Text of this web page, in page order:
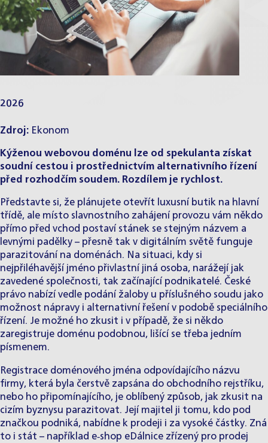
2026
Zdroj: Ekonom
Kýženou webovou doménu lze od spekulanta získat
soudní cestou i prostřednictvím alternativního řízení
před rozhodčím soudem. Rozdílem je rychlost.
Představte si, že plánujete otevřít luxusní butik na hlavní
třídě, ale místo slavnostního zahájení provozu vám někdo
přímo před vchod postaví stánek se stejným názvem a
levnými padělky – přesně tak v digitálním světě funguje
parazitování na doménách. Na situaci, kdy si
nejpřiléhavější jméno přivlastní jiná osoba, narážejí jak
zavedené společnosti, tak začínající podnikatelé. České
právo nabízí vedle podání žaloby u příslušného soudu jako
možnost nápravy i alternativní řešení v podobě speciálního
řízení. Je možné ho zkusit i v případě, že si někdo
zaregistruje doménu podobnou, lišící se třeba jedním
písmenem.
Registrace doménového jména odpovídajícího názvu
firmy, která byla čerstvě zapsána do obchodního rejstříku,
nebo ho připomínajícího, je oblíbený způsob, jak zkusit na
cizím byznysu parazitovat. Její majitel ji tomu, kdo pod
značkou podniká, nabídne k prodeji i za vysoké částky. Zná
to i stát – například e‑shop eDálnice zřízený pro prodej